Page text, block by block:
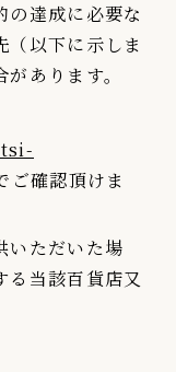
の達成に必要な
（以下に示しま
あります。
ご確認頂けま
いただいた場
る当該百貨店又